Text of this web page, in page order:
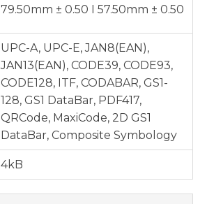
79.50mm ± 0.50 I 57.50mm ± 0.50
UPC-A, UPC-E, JAN8(EAN),
JAN13(EAN), CODE39, CODE93,
CODE128, ITF, CODABAR, GS1-
128, GS1 DataBar, PDF417,
QRCode, MaxiCode, 2D GS1
DataBar, Composite Symbology
4kB